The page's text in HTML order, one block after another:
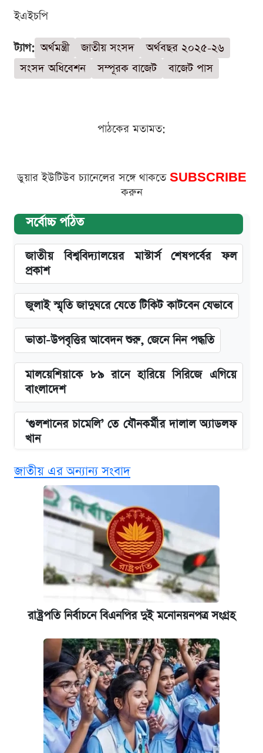
ইএইচপি
ট্যাগ: অর্থমন্ত্রী জাতীয় সংসদ
অর্থবছর ২০২৫-২৬
সংসদ অধিবেশন
সম্পূরক বাজেট বাজেট পাস
পাঠকের মতামত:
ডুয়ার ইউটিউব চ্যানেলের সঙ্গে থাকতে SUBSCRIBE
করুন
সর্বোচ্চ পঠিত
জাতীয় বিশ্ববিদ্যালয়ের মাস্টার্স শেষপর্বের ফল
প্রকাশ
জুলাই স্মৃতি জাদুঘরে যেতে টিকিট কাটবেন যেভাবে
ভাতা-উপবৃত্তির আবেদন শুরু, জেনে নিন পদ্ধতি
মালয়েশিয়াকে ৮৯ রানে হারিয়ে সিরিজে এগিয়ে
বাংলাদেশ
‘গুলশানের চামেলি’ তে যৌনকর্মীর দালাল অ্যাডলফ
খান
এক ক্লিকে জেনে নিন আইফোন ১৮ প্রো ম্যাক্সের
দাম ও ফিচার
কবে শুরু হচ্ছে ঢাবির ভর্তি আবেদন, জানাল কর্তৃপক্ষ
নবম জাতীয় পে-স্কেল নিয়ে সর্বশেষ যা জানা গেল
আজকের বাজারে স্বর্ণ-রুপার দাম (৫ আগস্ট)
পাঁচ দপ্তরে নতুন সচিব নিয়োগ দিল সরকার
কবে হবে মেডিকেল ভর্তি পরীক্ষা, জানা গেল যা
আজকের বাজারে স্বর্ণের দাম (৪ আগস্ট)
আজকের বাজারে স্বর্ণের দাম (৬ আগস্ট)
জাতীয় এর অন্যান্য সংবাদ
রাষ্ট্রপতি নির্বাচনে বিএনপির দুই মনোনয়নপত্র সংগ্রহ